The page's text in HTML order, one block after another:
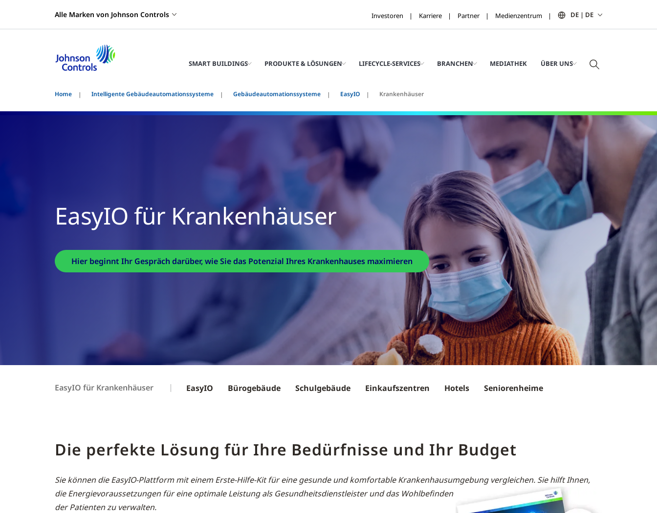
Alle Marken von Johnson Controls Investoren Karriere Partner Medienzentrum DE | DE
SMART BUILDINGS PRODUKTE & LÖSUNGEN LIFECYCLE-SERVICES BRANCHEN MEDIATHEK ÜBER UNS
Home Intelligente Gebäudeautomationssysteme Gebäudeautomationssysteme EasyIO Krankenhäuser
EasyIO für Krankenhäuser
Hier beginnt Ihr Gespräch darüber, wie Sie das Potenzial Ihres Krankenhauses maximieren
EasyIO für Krankenhäuser EasyIO Bürogebäude Schulgebäude Einkaufszentren Hotels Seniorenheime
Die perfekte Lösung für Ihre Bedürfnisse und Ihr Budget
Sie können die EasyIO-Plattform mit einem Erste-Hilfe-Kit für eine gesunde und komfortable Krankenhausumgebung vergleichen. Sie hilft Ihnen,
die Energievoraussetzungen für eine optimale Leistung als Gesundheitsdienstleister und das Wohlbefinden
der Patienten zu verwalten.